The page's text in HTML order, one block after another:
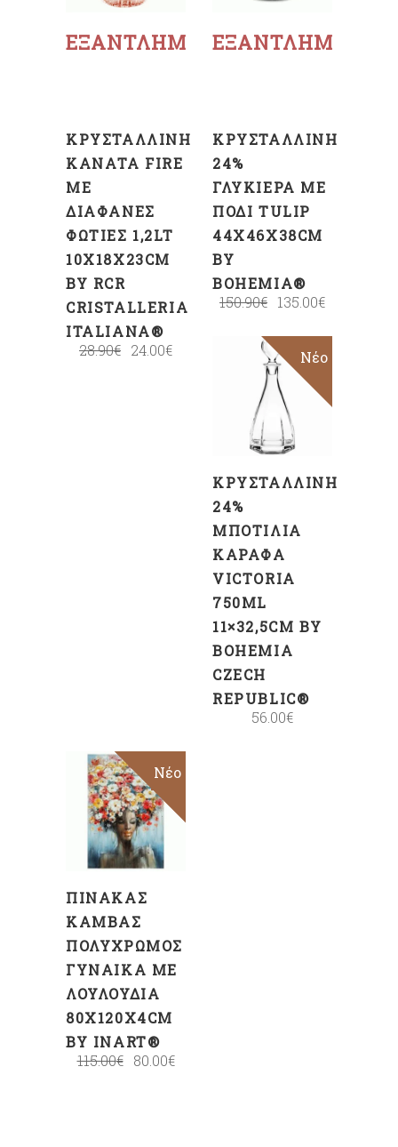
ΕΞΑΝΤΛΗΜΈΝΟ
ΚΡΥΣΤΆΛΛΙΝΗ
ΚΑΝΆΤΑ FIRE
ΜΕ
ΔΙΆΦΑΝΕΣ
ΦΩΤΙΈΣ 1,2LT
10X18X23CM
BY RCR
CRISTALLERIA
ITALIANA®
28.90€ 24.00€
ΕΞΑΝΤΛΗΜΈΝΟ
ΚΡΥΣΤΆΛΛΙΝΗ
24%
ΓΛΥΚΙΈΡΑ ΜΕ
ΠΌΔΙ TULIP
44X46X38CM
BY
BOHEMIA®
150.90€ 135.00€
Νέο
ΠΡΟΣΘΉΚΗ
ΣΤΟ
ΚΑΛΆΘΙ
ΚΡΥΣΤΆΛΛΙΝΗ
24%
ΜΠΟΤΊΛΙΑ
ΚΑΡΆΦΑ
VICTORIA
750ML
11×32,5CM BY
BOHEMIA
CZECH
REPUBLIC®
56.00€
Sale
Νέο
ΠΡΟΣΘΉΚΗ
ΣΤΟ
ΚΑΛΆΘΙ
ΠΊΝΑΚΑΣ
ΚΑΜΒΆΣ
ΠΟΛΎΧΡΩΜΟΣ
ΓΥΝΑΊΚΑ ΜΕ
ΛΟΥΛΟΎΔΙΑ
80X120X4CM
BY INART®
115.00€ 80.00€